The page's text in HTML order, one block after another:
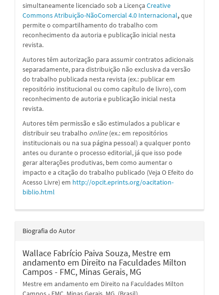
simultaneamente licenciado sob a Licença Creative
Commons Atribuição-NãoComercial 4.0 Internacional,que
permite o compartilhamento do trabalho com
reconhecimento da autoria e publicação inicial nesta
revista.
Autores têm autorização para assumir contratos adicionais
separadamente, para distribuição não exclusiva da versão
do trabalho publicada nesta revista (ex.: publicar em
repositório institucional ou como capítulo de livro), com
reconhecimento de autoria e publicação inicial nesta
revista.
Autores têm permissão e são estimulados a publicar e
distribuir seu trabalho online(ex.: em repositórios
institucionais ou na sua página pessoal) a qualquer ponto
antes ou durante o processo editorial, já que isso pode
gerar alterações produtivas, bem como aumentar o
impacto e a citação do trabalho publicado (Veja O Efeito do
Acesso Livre) em http://opcit.eprints.org/oacitation-
biblio.html
Biografia do Autor
Wallace Fabrício Paiva Souza, Mestre em
andamento em Direito na Faculdades Milton
Campos - FMC, Minas Gerais, MG
Mestre em andamento em Direito na Faculdades Milton